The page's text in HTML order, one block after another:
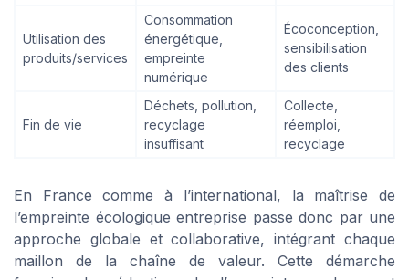
Utilisation des
produits/services
Consommation
énergétique,
empreinte
numérique
Écoconception,
sensibilisation
des clients
Fin de vie
Déchets, pollution,
recyclage
insuffisant
Collecte,
réemploi,
recyclage
En France comme à l’international, la maîtrise de
l’empreinte écologique entreprise passe donc par une
approche globale et collaborative, intégrant chaque
maillon de la chaîne de valeur. Cette démarche